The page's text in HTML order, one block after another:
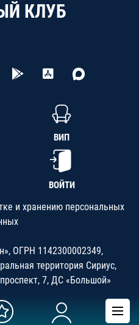
КЛУБ
ВИП
ВОЙТИ
и хранению персональных
ОГРН 1142300002349,
территория Сириус,
7, ДС «Большой»